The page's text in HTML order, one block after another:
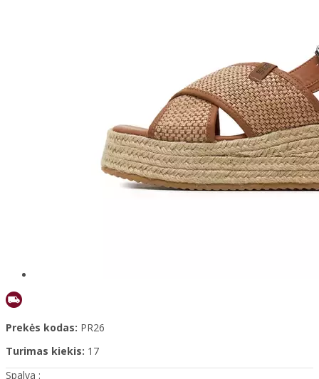
Prekės kodas: PR26
Turimas kiekis: 17
Spalva :